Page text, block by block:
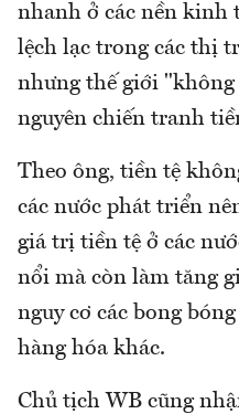
nhanh ở các nền kinh
lệch lạc trong các thị
nhưng thế giới
nguyên chiến tranh
Theo ông, tiền tệ
các nước phát triển
giá trị tiền tệ ở các
nổi mà còn làm tăng
nguy cơ các bong
hàng hóa khác.
Chủ tịch WB cũng